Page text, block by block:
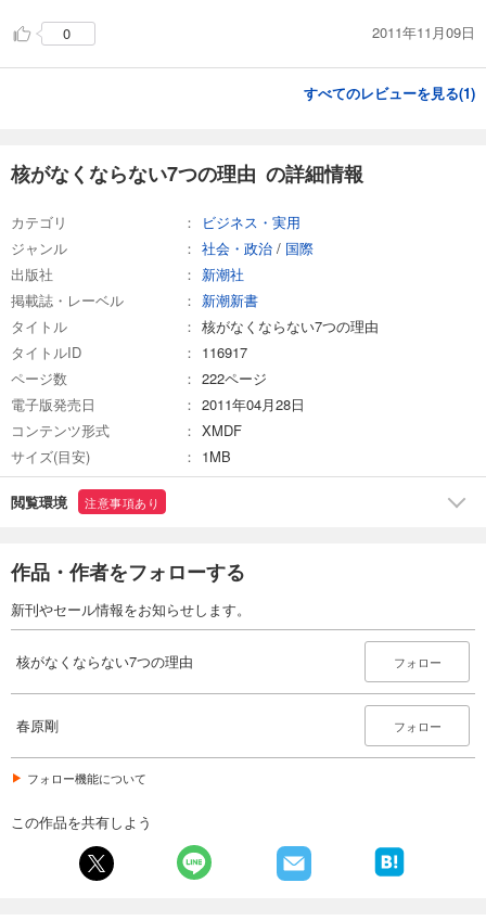
0 2011年11月09日
すべてのレビューを見る(1)
核がなくならない7つの理由 の詳細情報
カテゴリ
ビジネス・実用
ジャンル
社会・政治 / 国際
出版社
新潮社
掲載誌・レーベル
新潮新書
タイトル
核がなくならない7つの理由
タイトルID
116917
ページ数
222ページ
電子版発売日
2011年04月28日
コンテンツ形式
XMDF
サイズ(目安)
1MB
閲覧環境 注意事項あり
作品・作者をフォローする
新刊やセール情報をお知らせします。
核がなくならない7つの理由 フォロー
春原剛 フォロー
フォロー機能について
この作品を共有しよう